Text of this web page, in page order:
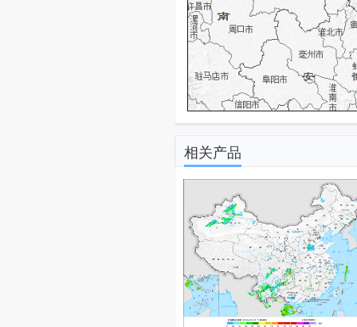
相关产品